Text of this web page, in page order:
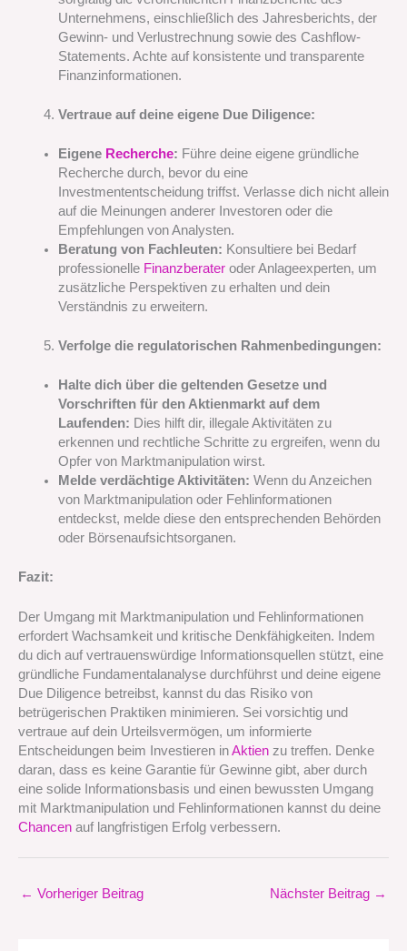
Unternehmens, einschließlich des Jahresberichts, der
Gewinn- und Verlustrechnung sowie des Cashflow-
Statements. Achte auf konsistente und transparente
Finanzinformationen.
Vertraue auf deine eigene Due Diligence:
Eigene Recherche: Führe deine eigene gründliche
Recherche durch, bevor du eine
Investmententscheidung triffst. Verlasse dich nicht allein
auf die Meinungen anderer Investoren oder die
Empfehlungen von Analysten.
Beratung von Fachleuten: Konsultiere bei Bedarf
professionelle Finanzberateroder Anlageexperten, um
zusätzliche Perspektiven zu erhalten und dein
Verständnis zu erweitern.
Verfolge die regulatorischen Rahmenbedingungen:
Halte dich über die geltenden Gesetze und
Vorschriften für den Aktienmarkt auf dem
Laufenden: Dies hilft dir, illegale Aktivitäten zu
erkennen und rechtliche Schritte zu ergreifen, wenn du
Opfer von Marktmanipulation wirst.
Melde verdächtige Aktivitäten: Wenn du Anzeichen
von Marktmanipulation oder Fehlinformationen
entdeckst, melde diese den entsprechenden Behörden
oder Börsenaufsichtsorganen.
Fazit:
Der Umgang mit Marktmanipulation und Fehlinformationen
erfordert Wachsamkeit und kritische Denkfähigkeiten. Indem
du dich auf vertrauenswürdige Informationsquellen stützt, eine
gründliche Fundamentalanalyse durchführst und deine eigene
Due Diligence betreibst, kannst du das Risiko von
betrügerischen Praktiken minimieren. Sei vorsichtig und
vertraue auf dein Urteilsvermögen, um informierte
Entscheidungen beim Investieren inAktien zu treffen. Denke
daran, dass es keine Garantie für Gewinne gibt, aber durch
eine solide Informationsbasis und einen bewussten Umgang
mit Marktmanipulation und Fehlinformationen kannst du deine
Chancen auf langfristigen Erfolg verbessern.
← Vorheriger Beitrag Nächster Beitrag →